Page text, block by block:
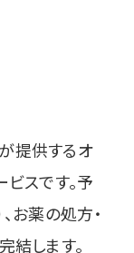
が提供するオ
スです。予
お薬の処方・
結します。